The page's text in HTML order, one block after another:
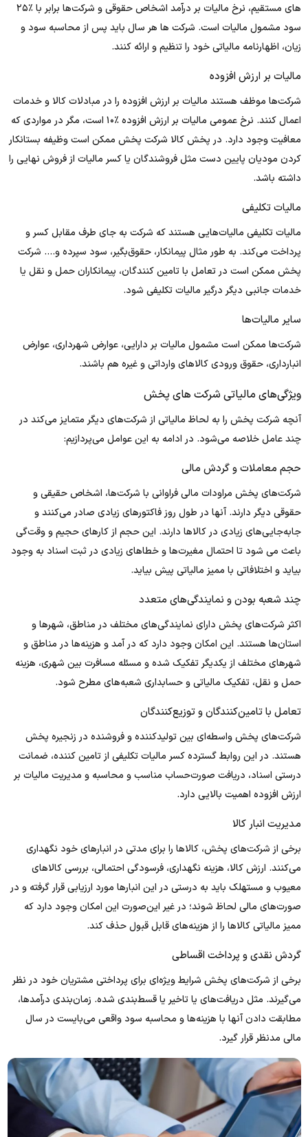
های مستقیم، نرخ مالیات بر درآمد اشخاص حقوقی و شرکت‌ها برابر با ٪۲۵
سود مشمول مالیات است. شرکت‌ ها هر سال باید پس از محاسبه سود و
زیان، اظهارنامه مالیاتی خود را تنظیم و ارائه کنند.
مالیات بر ارزش افزوده
شرکت‌ها موظف هستند مالیات بر ارزش افزوده را در مبادلات کالا و خدمات
اعمال کنند. نرخ عمومی مالیات بر ارزش افزوده ٪۱۰ است، مگر در مواردی که
معافیت وجود دارد. در پخش کالا شرکت پخش ممکن است وظیفه بستانکار
کردن مودیان پایین دست مثل فروشندگان یا کسر مالیات از فروش نهایی را
داشته باشد.
مالیات تکلیفی
مالیات تکلیفی مالیات‌هایی هستند که شرکت به جای طرف مقابل کسر و
پرداخت می‌کند. به طور مثال پیمانکار، حقوق‌بگیر، سود سپرده و…. شرکت
پخش ممکن است در تعامل با تامین کنندگان، پیمانکاران حمل و نقل یا
خدمات جانبی دیگر درگیر مالیات تکلیفی شود.
سایر مالیات‌ها
شرکت‌‌ها ممکن است مشمول مالیات بر دارایی، عوارض شهرداری، عوارض
انبارداری، حقوق ورودی کالاهای وارداتی و غیره هم باشند.
ویژگی‌های مالیاتی شرکت‌ های پخش
آنچه شرکت پخش را به لحاظ مالیاتی از شرکت‌های دیگر متمایز می‌کند در
چند عامل خلاصه می‌شود. در ادامه به این عوامل می‌پردازیم:
حجم معاملات و گردش مالی
شرکت‌های پخش مراودات مالی فراوانی با شرکت‌ها، اشخاص حقیقی و
حقوقی دیگر دارند. آنها در طول روز فاکتورهای زیادی صادر می‌کنند و
جابه‌جایی‌های زیادی در کالاها دارند. این حجم از کارهای حجیم و وقت‌گی
باعث می شود تا احتمال مغیرت‌ها و خطاهای زیادی در ثبت اسناد به وجود
بیاید و اختلافاتی با ممیز مالیاتی پیش بیاید.
چند شعبه بودن و نمایندگی‌های متعدد
اکثر شرکت‌های پخش دارای نمایندگی‌های مختلف در مناطق، شهرها و
استان‌ها هستند. این امکان وجود دارد که در آمد و هزینه‌ها در مناطق و
شهرهای مختلف از یکدیگر تفکیک شده و مسئله مسافرت بین شهری، هزینه
حمل و نقل، تفکیک مالیاتی و حسابداری شعبه‌های مطرح شود.
تعامل با تامین‌کنندگان و توزیع‌کنندگان
شرکت‌های پخش واسطه‌ای بین تولید‌کننده و فروشنده در زنجیره پخش
هستند. در این روابط گسترده کسر مالیات تکلیفی از تامین کننده، ضمانت
درستی اسناد، دریافت صورت‌حساب مناسب و محاسبه و مدیریت مالیات بر
ارزش افزوده اهمیت بالایی دارد.
مدیریت انبار کالا
برخی از شرکت‌های پخش، کالاها را برای مدتی در انبارهای خود نگهداری
می‌کنند. ارزش کالا، هزینه نگهداری، فرسودگی احتمالی، بررسی کالاهای
معیوب و مستهلک باید به درستی در این انبارها مورد ارزیابی قرار گرفته و در
صورت‌های مالی لحاظ شوند؛ در غیر این‌صورت این امکان وجود دارد که
ممیز مالیاتی کالاها را از هزینه‌های قابل قبول حذف کند.
گردش نقدی و پرداخت اقساطی
برخی از شرکت‌های پخش شرایط ویژه‌ای برای پرداختی مشتریان خود در نظر
می‌گیرند. مثل دریافت‌های یا تاخیر یا قسط‌بندی شده. زمان‌بندی درآمدها،
مطابقت دادن آنها با هزینه‌ها و محاسبه سود واقعی می‌بایست در سال
مالی مدنظر قرار گیرد.